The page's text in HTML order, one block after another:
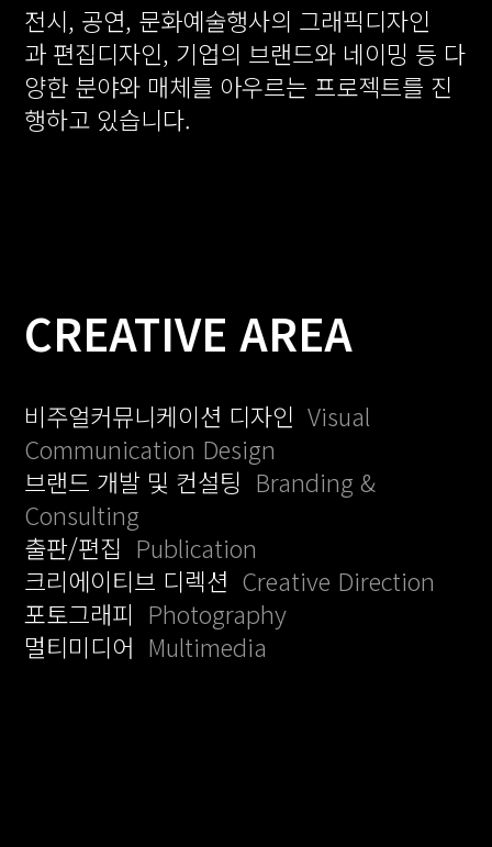
전시, 공연, 문화예술행사의 그래픽디자인
과 편집디자인, 기업의 브랜드와 네이밍 등 다
양한 분야와 매체를 아우르는 프로젝트를 진
행하고 있습니다.
CREATIVE AREA
비주얼커뮤니케이션 디자인Visual
Communication Design
브랜드 개발 및 컨설팅 Branding &
Consulting
출판/편집 Publication
크리에이티브 디렉션 Creative Direction
포토그래피 Photography
멀티미디어 Multimedia